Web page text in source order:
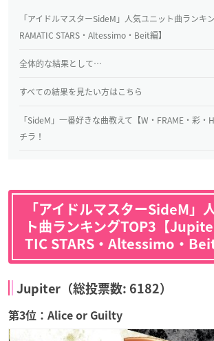
「アイドルマスターSideM」人気ユニット曲ラン
RAMATIC STARS・Altessimo・Beit編】
全体的な結果として…
すべての結果を見たい方はこちら
「SideM」一番好きな曲教えて【W・FRAME・彩
チラ！
「アイドルマスターSideM」
ト曲ランキングTOP3【
TIC STARS・Altessimo・Beit
Jupiter（総投票数: 6182）
第3位：Alice or Guilty